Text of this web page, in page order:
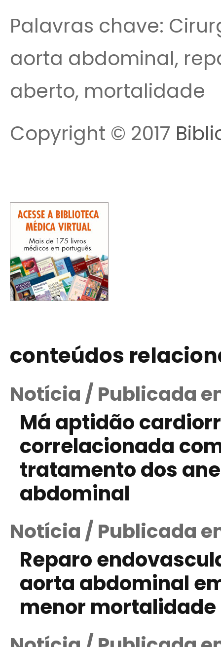
Palavras chave:
aorta abdominal,
aberto, mortalidade
Copyright © 2017
conteúdos
Notícia / Publicada
Má aptidão
correlacionada
tratamento dos
abdominal
Notícia / Publicada
Reparo
aorta abdominal
menor mortalidade